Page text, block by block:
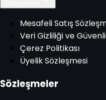
Mesafeli Satış
Veri Gizliliği ve
Çerez Politikası
Üyelik Sözleşmesi
Sözleşmeler